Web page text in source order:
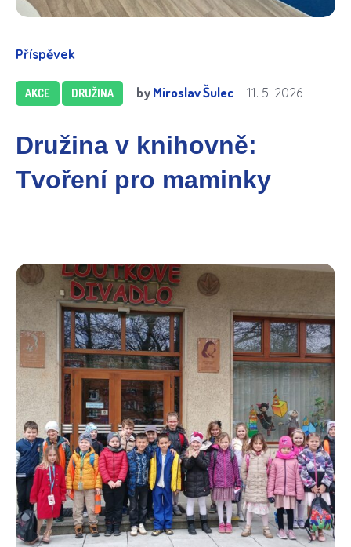
Příspěvek
AKCE DRUŽINA byMiroslav Šulec 11. 5. 2026
Družina v knihovně:
Tvoření pro maminky